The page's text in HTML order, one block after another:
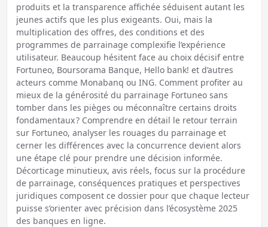
produits et la transparence affichée séduisent autant les
jeunes actifs que les plus exigeants. Oui, mais la
multiplication des offres, des conditions et des
programmes de parrainage complexifie l’expérience
utilisateur. Beaucoup hésitent face au choix décisif entre
Fortuneo, Boursorama Banque, Hello bank! et d’autres
acteurs comme Monabanq ou ING. Comment profiter au
mieux de la générosité du parrainage Fortuneo sans
tomber dans les pièges ou méconnaître certains droits
fondamentaux ? Comprendre en détail le retour terrain
sur Fortuneo, analyser les rouages du parrainage et
cerner les différences avec la concurrence devient alors
une étape clé pour prendre une décision informée.
Décorticage minutieux, avis réels, focus sur la procédure
de parrainage, conséquences pratiques et perspectives
juridiques composent ce dossier pour que chaque lecteur
puisse s’orienter avec précision dans l’écosystème 2025
des banques en ligne.